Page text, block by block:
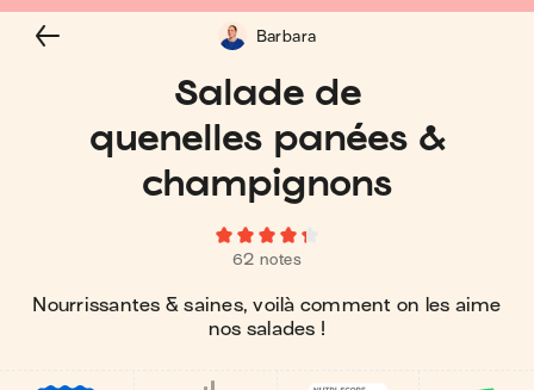
Salade de
quenelles panées &
champignons
62 notes
Nourrissantes & saines, voilà comment on les aime
nos salades !
Barbara